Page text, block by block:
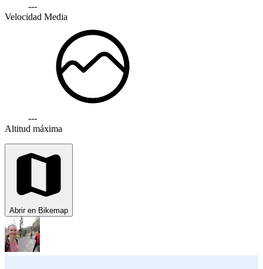
---
Velocidad Media
---
Altitud máxima
Abrir en Bikemap